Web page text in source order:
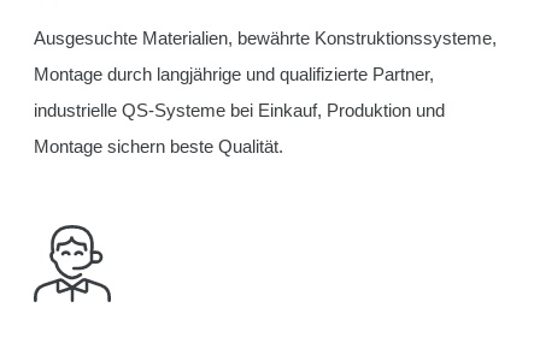
Ausgesuchte Materialien, bewährte Konstruktionssysteme,
Montage durch langjährige und qualifizierte Partner,
industrielle QS-Systeme bei Einkauf, Produktion und
Montage sichern beste Qualität.